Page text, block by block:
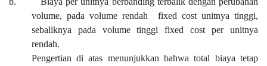
volume, pada volume rendah
fixed cost unitnya tinggi,
sebaliknya pada volume tinggi fixed cost per unitnya
rendah.
Pengertian di atas menunjukkan bahwa total biaya tetap